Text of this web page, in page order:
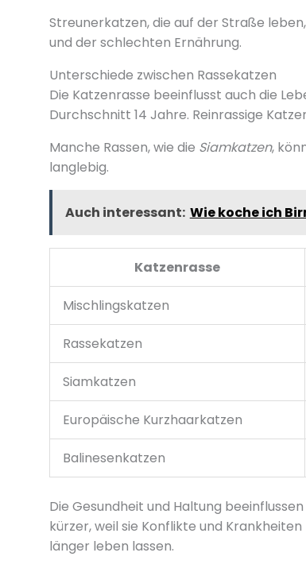
Streunerkatzen, die auf der Straße
und der schlechten Ernährung.
Unterschiede zwischen Rassekatzen
Die Katzenrasse beeinflusst auch die
Durchschnitt 14 Jahre. Reinrassige
Manche Rassen, wie die Siamkatzen,
langlebig.
Auch interessant: Wie koche ich
Katzenrasse
Mischlingskatzen
Rassekatzen
Siamkatzen
Europäische Kurzhaarkatzen
Balinesenkatzen
Die Gesundheit und Haltung
kürzer, weil sie Konflikte und
länger leben lassen.